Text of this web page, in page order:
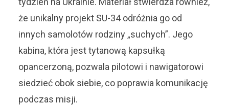
że unikalny projekt SU-34 odróżnia go od
innych samolotów rodziny „suchych”. Jego
kabina, która jest tytanową kapsułką
opancerzoną, pozwala pilotowi i nawigatorowi
siedzieć obok siebie, co poprawia komunikację
podczas misji.